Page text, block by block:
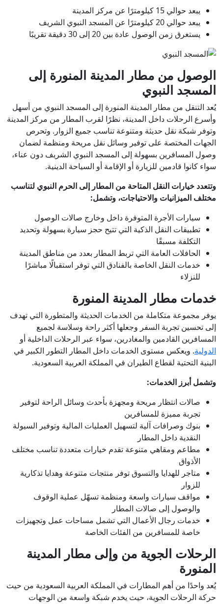
يبعد حوالي 15 كيلومترًا عن مركز المدينة
يبعد حوالي 20 كيلومترًا عن المسجد النبوي الشريف
يستغرق زمن الوصول عادة بين 20 إلى 30 دقيقة تقريبًا
الوصول من مطار المدينة المنورة إلى
المسجد النبوي
يُعد التنقل من مطار المدينة المنورة إلى المسجد النبوي من أسهل
وأسرع الرحلات داخل المدينة، نظرًا لقرب المطار من مركز المدينة
وتوفر شبكة نقل حديثة ومتنوعة تناسب جميع الزوار. وتحرص
الجهات المختصة على توفير وسائل نقل مريحة ومنظمة لضمان
وصول المسافرين بسهولة إلى المسجد النبوي الشريف دون عناء،
سواء كانوا قادمين للزيارة أو الإقامة أو السياحة الدينية.
وتتعدد خيارات النقل المتاحة من المطار إلى الحرم النبوي لتناسب
مختلف الميزانيات والاحتياجات، وتشمل:
سيارات الأجرة المتوفرة داخل وخارج صالات الوصول
تطبيقات النقل الذكية التي تتيح حجز سيارة بسهولة وتحديد
التكلفة مسبقًا
الحافلات العامة التي تربط المطار بعدد من مناطق المدينة
خدمات النقل الخاصة بالفنادق التي توفر استقبالًا مباشرًا
للنزلاء
خدمات مطار المدينة المنورة
يوفر مجموعة متكاملة من الخدمات الحديثة والمتطورة التي تهدف
إلى تحسين تجربة السفر وجعلها أكثر راحة وسلاسة لجميع
المسافرين القادمين والمغادرين، سواء عبر الرحلات الداخلية أو
الدولية. ويعكس مستوى الخدمات داخل المطار التطور الكبير في
البنية التحتية لقطاع الطيران في المملكة العربية السعودية.
وتشمل أبرز الخدمات:
صالات انتظار مريحة ومجهزة بأحدث وسائل الراحة لتوفير
تجربة مميزة للمسافرين
بنوك وصرافات آلية لتسهيل العمليات المالية وتوفير السيولة
النقدية داخل المطار
مطاعم ومقاهي متنوعة تقدم خيارات متعددة تناسب مختلف
الأذواق
متاجر للهدايا والتسوق توفر منتجات متنوعة وهدايا تذكارية
للزوار
مواقف سيارات واسعة ومنظمة تسهّل عملية الوقوف
والوصول إلى صالات المطار
خدمات رجال الأعمال التي تشمل مساحات عمل وتجهيزات
خاصة للمسافرين من الفئات الخاصة
الرحلات الجوية من وإلى مطار المدينة
المنورة
يُعد واحدًا من أهم المطارات في المملكة العربية السعودية من حيث
حركة الرحلات الجوية، حيث يخدم شبكة واسعة من الوجهات